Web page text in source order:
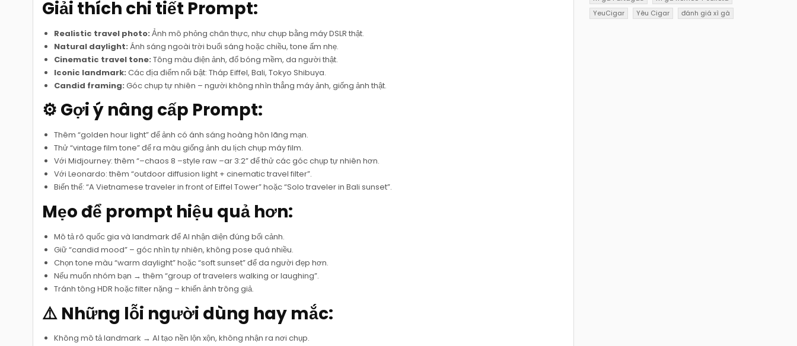
Giải thích chi tiết Prompt:
Realistic travel photo: Ảnh mô phỏng chân thực, như chụp bằng máy DSLR thật.
Natural daylight: Ánh sáng ngoài trời buổi sáng hoặc chiều, tone ấm nhẹ.
Cinematic travel tone: Tông màu điện ảnh, đổ bóng mềm, da người thật.
Iconic landmark: Các địa điểm nổi bật: Tháp Eiffel, Bali, Tokyo Shibuya.
Candid framing: Góc chụp tự nhiên – người không nhìn thẳng máy ảnh, giống ảnh thật.
⚙️ Gợi ý nâng cấp Prompt:
Thêm “golden hour light” để ảnh có ánh sáng hoàng hôn lãng mạn.
Thử “vintage film tone” để ra màu giống ảnh du lịch chụp máy film.
Với Midjourney: thêm “–chaos 8 –style raw –ar 3:2” để thử các góc chụp tự nhiên hơn.
Với Leonardo: thêm “outdoor diffusion light + cinematic travel filter”.
Biến thể: “A Vietnamese traveler in front of Eiffel Tower” hoặc “Solo traveler in Bali sunset”.
Mẹo để prompt hiệu quả hơn:
Mô tả rõ quốc gia và landmark để AI nhận diện đúng bối cảnh.
Giữ “candid mood” – góc nhìn tự nhiên, không pose quá nhiều.
Chọn tone màu “warm daylight” hoặc “soft sunset” để da người đẹp hơn.
Nếu muốn nhóm bạn → thêm “group of travelers walking or laughing”.
Tránh tông HDR hoặc filter nặng – khiến ảnh trông giả.
⚠️ Những lỗi người dùng hay mắc:
Không mô tả landmark → AI tạo nền lộn xộn, không nhận ra nơi chụp.
YeuCigar
Yêu Cigar đánh giá xì gà